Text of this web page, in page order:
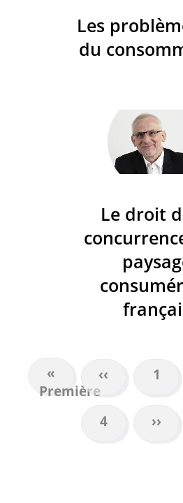
Les
du
Le droit
PAGINATION
Première
page
«
Première
Page
précédente
‹‹ Page
1
Page
4
Page
››